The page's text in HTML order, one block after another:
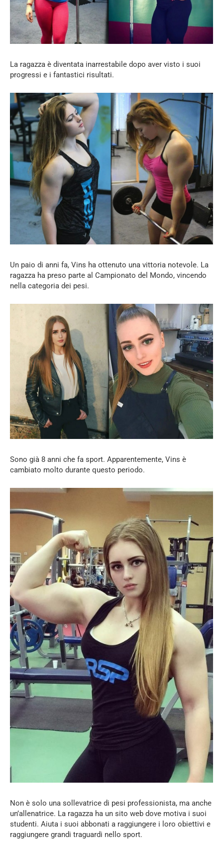
La ragazza è diventata inarrestabile dopo aver visto i suoi
progressi e i fantastici risultati.
Un paio di anni fa, Vins ha ottenuto una vittoria notevole. La
ragazza ha preso parte al Campionato del Mondo, vincendo
nella categoria dei pesi.
Sono già 8 anni che fa sport. Apparentemente, Vins è
cambiato molto durante questo periodo.
Non è solo una sollevatrice di pesi professionista, ma anche
un’allenatrice. La ragazza ha un sito web dove motiva i suoi
studenti. Aiuta i suoi abbonati a raggiungere i loro obiettivi e
raggiungere grandi traguardi nello sport.